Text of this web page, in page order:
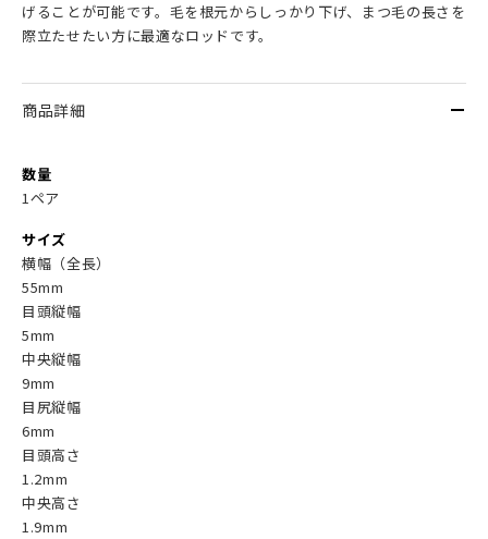
げることが可能です。毛を根元からしっかり下げ、まつ毛の長さを
際立たせたい方に最適なロッドです。
商品詳細
数量
1ペア
サイズ
横幅（全長）
55mm
目頭縦幅
5mm
中央縦幅
9mm
目尻縦幅
6mm
目頭高さ
1.2mm
中央高さ
1.9mm